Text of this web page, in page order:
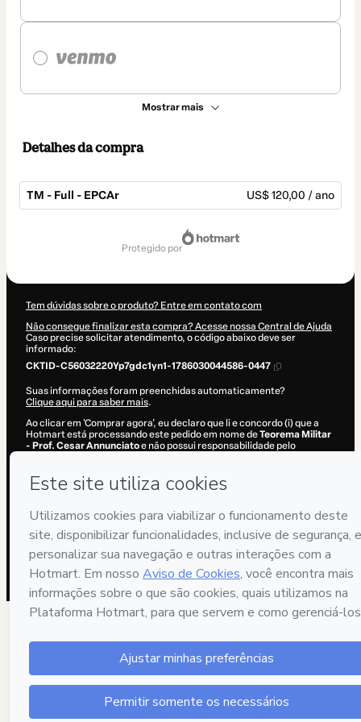
Mostrar mais
Detalhes da compra
TM - Full - EPCAr US$ 120,00 / ano
protegido por
Tem dúvidas sobre o produto? Entre em contato com
Não consegue finalizar esta compra? Acesse nossa Central de Ajuda
Caso precise solicitar atendimento, o código abaixo deve ser
informado:
CKTID-C56032220Yp7gdc1yn1-1786030044586-0447
Suas informações foram preenchidas automaticamente?
Clique aqui para saber mais.
Ao clicar em 'Comprar agora', eu declaro que li e concordo (i) que a
Hotmart está processando este pedido em nome deTeorema Militar
- Prof. Cesar Annunciatoe não possui responsabilidade pelo
maior de idade ou autorizado e acompanhado por um responsável
legal.
Saiba mais sobre sua compraaqui.
Hotmart ©2026- Todos os direitos reservados
2026-08-06T15:27:26.712Z